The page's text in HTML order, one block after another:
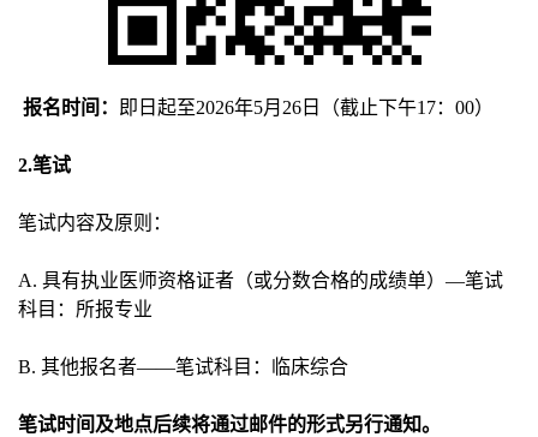
报名时间： 即日起至2026年5月26日（截止下午17：00）
2.笔试
笔试内容及原则：
A. 具有执业医师资格证者（或分数合格的成绩单）—笔试
科目：所报专业
B. 其他报名者——笔试科目：临床综合
笔试时间及地点后续将通过邮件的形式另行通知。